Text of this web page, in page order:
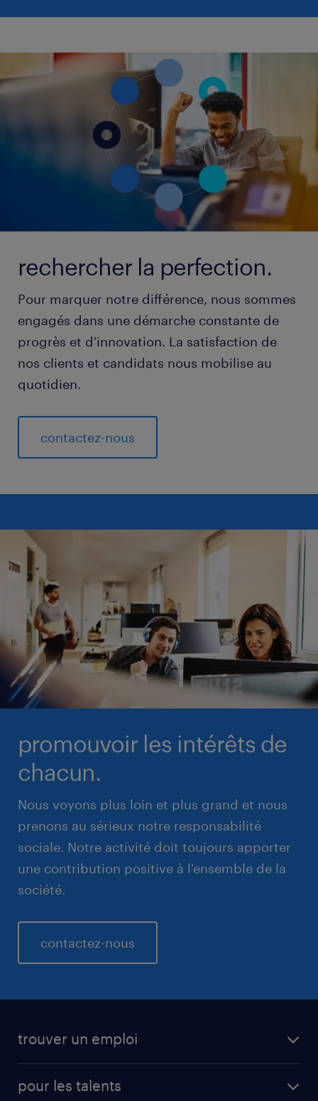
rechercher la perfection.
Pour marquer notre différence, nous sommes
engagés dans une démarche constante de
progrès et d'innovation. La satisfaction de
nos clients et candidats nous mobilise au
quotidien.
contactez-nous
promouvoir les intérêts de
chacun.
Nous voyons plus loin et plus grand et nous
prenons au sérieux notre responsabilité
sociale. Notre activité doit toujours apporter
une contribution positive à l'ensemble de la
société.
contactez-nous
trouver un emploi
pour les talents